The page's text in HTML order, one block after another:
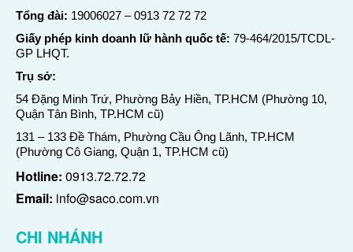
Tổng đài: 19006027 –0913 72 72 72
Giấy phép kinh doanh lữ hành quốc tế: 79-464/2015/TCDL-
GP LHQT.
Trụ sở:
54 Đặng Minh Trứ, Phường Bảy Hiền, TP.HCM (Phường 10,
Quận Tân Bình, TP.HCM cũ)
131 – 133 Đề Thám, Phường Cầu Ông Lãnh, TP.HCM
(Phường Cô Giang, Quận 1, TP.HCM cũ)
Hotline: 0913.72.72.72
Email: info@saco.com.vn
CHI NHÁNH